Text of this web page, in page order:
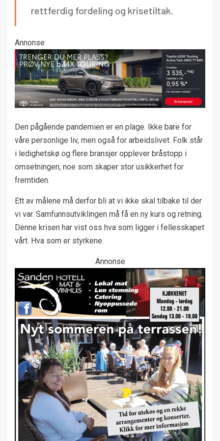
rettferdig fordeling og krisetiltak.
Annonse
Den pågående pandemien er en plage. Ikke bare for
våre personlige liv, men også for arbeidslivet. Folk står
i ledighetskø og flere bransjer opplever bråstopp i
omsetningen, noe som skaper stor usikkerhet for
fremtiden.
Ett av målene må derfor bli at vi ikke skal tilbake til der
vi var. Samfunnsutviklingen må få en ny kurs og retning.
Denne krisen har vist oss hva som ligger i fellesskapet
vårt. Hva som er styrkene.
Annonse